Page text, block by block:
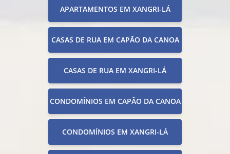
APARTAMENTOS EM XANGRI-LÁ
CASAS DE RUA EM CAPÃO DA CANOA
CASAS DE RUA EM XANGRI-LÁ
CONDOMÍNIOS EM CAPÃO DA CANOA
CONDOMÍNIOS EM XANGRI-LÁ